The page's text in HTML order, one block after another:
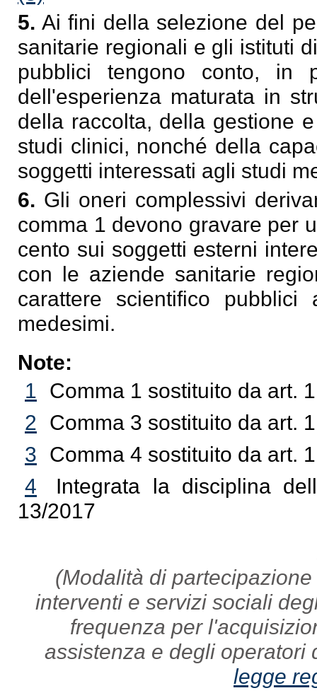
5. Ai fini della selezione del
sanitarie regionali e gli istituti
pubblici tengono conto, in
dell'esperienza maturata in
della raccolta, della gestione
studi clinici, nonché della
soggetti interessati agli studi
6. Gli oneri complessivi
comma 1 devono gravare per
cento sui soggetti esterni
con le aziende sanitarie
carattere scientifico
medesimi.
Note:
1 Comma 1 sostituito da art.
2 Comma 3 sostituito da art.
3 Comma 4 sostituito da art.
4
Integrata la disciplina
13/2017
(Modalità di
interventi e servizi sociali
frequenza per
assistenza e degli operatori
legge